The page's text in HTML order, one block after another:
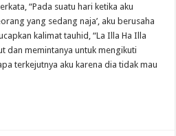
“Pada suatu hari ketika aku
yang sedang naja’, aku berusaha
kalimat tauhid, “La Illa Ha Illa
dan memintanya untuk mengikuti
terkejutnya aku karena dia tidak mau